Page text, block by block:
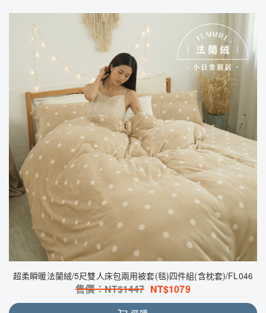
超柔瞬暖法蘭絨/5尺雙人床包兩用被套(毯)四件組(含枕套)/FL046
售價：NT$1447 NT$1079